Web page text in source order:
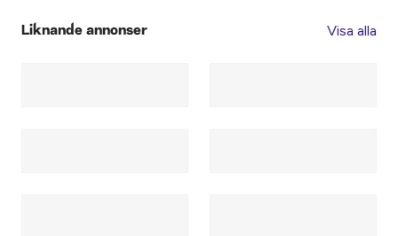
Liknande annonser Visa alla